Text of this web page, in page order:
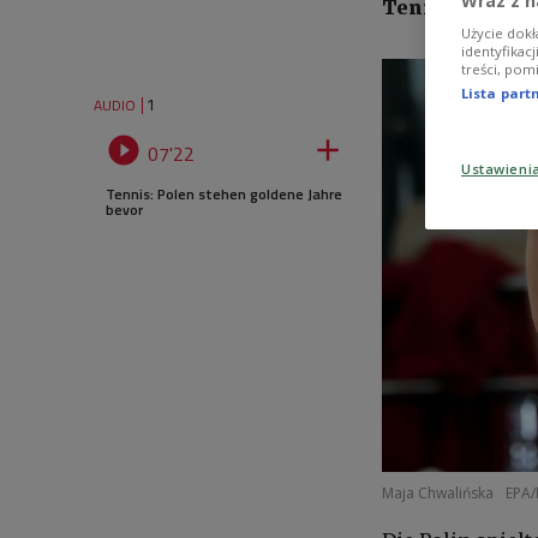
AUDIO 1
 07'22 
Tennis: Polen stehen goldene Jahre
bevor
Maja Chwalińska
Użycie
treści,
Lista